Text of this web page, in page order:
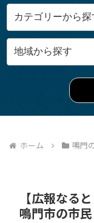
ホーム 鳴門
【広報なる
鳴門市の市